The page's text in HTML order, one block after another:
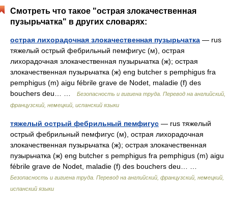
Смотреть что такое "острая злокачественная
пузырьчатка" в других словарях:
острая лихорадочная злокачественная пузырьчатка — rus
тяжелый острый фебрильный пемфигус (м), острая
лихорадочная злокачественная пузырьчатка (ж); острая
злокачественная пузырьчатка (ж) eng butcher s pemphigus fra
pemphigus (m) aigu fébrile grave de Nodet, maladie (f) des
bouchers deu… …
Безопасность и гигиена труда. Перевод на английский,
французский, немецкий, испанский языки
тяжелый острый фебрильный пемфигус — rus тяжелый
острый фебрильный пемфигус (м), острая лихорадочная
злокачественная пузырьчатка (ж); острая злокачественная
пузырьчатка (ж) eng butcher s pemphigus fra pemphigus (m) aigu
fébrile grave de Nodet, maladie (f) des bouchers deu… …
Безопасность и гигиена труда. Перевод на английский, французский, немецкий,
испанский языки